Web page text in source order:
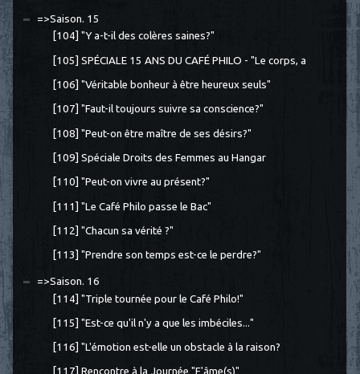
=>Saison. 15
[104] "Y a-t-il des colères saines?"
[105] SPÉCIALE 15 ANS DU CAFÉ PHILO - "Le corps, a
[106] "Véritable bonheur à être heureux seuls"
[107] "Faut-il toujours suivre sa conscience?"
[108] "Peut-on être maître de ses désirs?"
[109] Spéciale Droits des Femmes au Hangar
[110] "Peut-on vivre au présent?"
[111] "Le Café Philo passe le Bac"
[112] "Chacun sa vérité ?"
[113] "Prendre son temps est-ce le perdre?"
=>Saison. 16
[114] "Triple tournée pour le Café Philo!"
[115] "Est-ce qu'il n'y a que les imbéciles..."
[116] "L'émotion est-elle un obstacle à la raison?
[117] Rencontre à la Journée "F'âme(s)"